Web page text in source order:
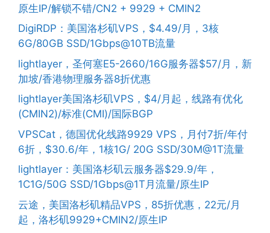
原生IP/解锁不错/CN2 + 9929 + CMIN2
DigiRDP：美国洛杉矶VPS，$4.49/月，3核
6G/80GB SSD/1Gbps@10TB流量
lightlayer，圣何塞E5-2660/16G服务器$57/月，新
加坡/香港物理服务器8折优惠
lightlayer美国洛杉矶VPS，$4/月起，线路有优化
(CMIN2)/标准(CMI)/国际BGP
VPSCat，德国优化线路9929 VPS，月付7折/年付
6折，$30.6/年，1核1G/ 20G SSD/30M@1T流量
lightlayer：美国洛杉矶云服务器$29.9/年，
1C1G/50G SSD/1Gbps@1T月流量/原生IP
云途，美国洛杉矶精品VPS，85折优惠，22元/月
起，洛杉矶9929+CMIN2/原生IP